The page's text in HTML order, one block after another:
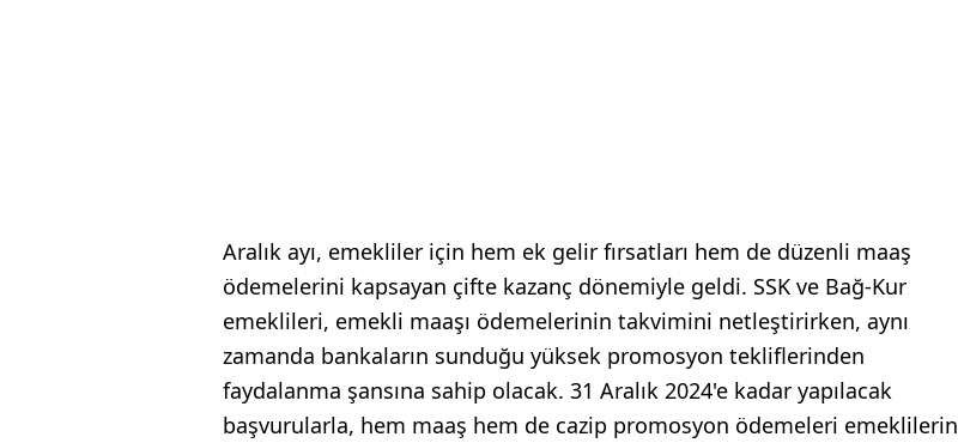
Aralık ayı, emekliler için hem ek gelir fırsatları hem de düzenli maaş
ödemelerini kapsayan çifte kazanç dönemiyle geldi. SSK ve Bağ-Kur
emeklileri, emekli maaşı ödemelerinin takvimini netleştirirken, aynı
zamanda bankaların sunduğu yüksek promosyon tekliflerinden
faydalanma şansına sahip olacak. 31 Aralık 2024'e kadar yapılacak
başvurularla, hem maaş hem de cazip promosyon ödemeleri emeklilerin